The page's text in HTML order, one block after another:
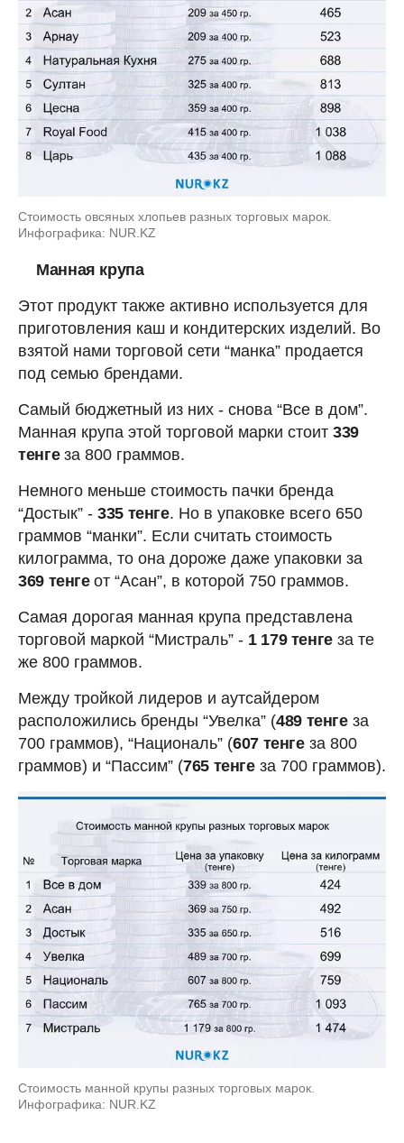
Стоимость овсяных хлопьев разных торговых марок.
Инфографика: NUR.KZ
Манная крупа
Этот продукт также активно используется для
приготовления каш и кондитерских изделий. Во
взятой нами торговой сети “манка” продается
под семью брендами.
Самый бюджетный из них - снова “Все в дом”.
Манная крупа этой торговой марки стоит 339
тенгеза 800 граммов.
Немного меньше стоимость пачки бренда
“Достык” - 335 тенге. Но в упаковке всего 650
граммов “манки”. Если считать стоимость
килограмма, то она дороже даже упаковки за
369 тенгеот “Асан”, в которой 750 граммов.
Самая дорогая манная крупа представлена
торговой маркой “Мистраль” - 1 179 тенге за те
же 800 граммов.
Между тройкой лидеров и аутсайдером
расположились бренды “Увелка” (489 тенгеза
700 граммов), “Националь” (607 тенгеза 800
граммов) и “Пассим” (765 тенгеза 700 граммов).
Стоимость манной крупы разных торговых марок.
Инфографика: NUR.KZ